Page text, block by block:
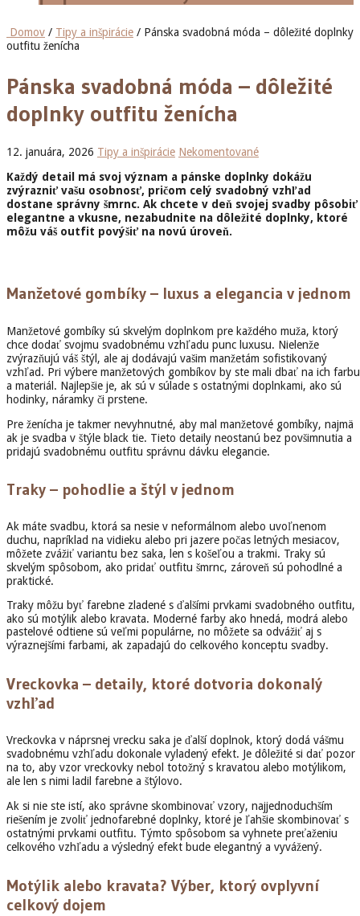
Domov / Tipy a inšpirácie / Pánska svadobná móda – dôležité doplnky
outfitu ženícha
Pánska svadobná móda – dôležité
doplnky outfitu ženícha
12. januára, 2026 Tipy a inšpirácie Nekomentované
Každý detail má svoj význam a pánske doplnky dokážu
zvýrazniť vašu osobnosť, pričom celý svadobný vzhľad
dostane správny šmrnc. Ak chcete v deň svojej svadby pôsobiť
elegantne a vkusne, nezabudnite na dôležité doplnky, ktoré
môžu váš outfit povýšiť na novú úroveň.
Manžetové gombíky – luxus a elegancia v jednom
Manžetové gombíky sú skvelým doplnkom pre každého muža, ktorý
chce dodať svojmu svadobnému vzhľadu punc luxusu. Nielenže
zvýrazňujú váš štýl, ale aj dodávajú vašim manžetám sofistikovaný
vzhľad. Pri výbere manžetových gombíkov by ste mali dbať na ich farbu
a materiál. Najlepšie je, ak sú v súlade s ostatnými doplnkami, ako sú
hodinky, náramky či prstene.
Pre ženícha je takmer nevyhnutné, aby mal manžetové gombíky, najmä
ak je svadba v štýle black tie. Tieto detaily neostanú bez povšimnutia a
pridajú svadobnému outfitu správnu dávku elegancie.
Traky – pohodlie a štýl v jednom
Ak máte svadbu, ktorá sa nesie v neformálnom alebo uvoľnenom
duchu, napríklad na vidieku alebo pri jazere počas letných mesiacov,
môžete zvážiť variantu bez saka, len s košeľou a trakmi. Traky sú
skvelým spôsobom, ako pridať outfitu šmrnc, zároveň sú pohodlné a
praktické.
Traky môžu byť farebne zladené s ďalšími prvkami svadobného outfitu,
ako sú motýlik alebo kravata. Moderné farby ako hnedá, modrá alebo
pastelové odtiene sú veľmi populárne, no môžete sa odvážiť aj s
výraznejšími farbami, ak zapadajú do celkového konceptu svadby.
Vreckovka – detaily, ktoré dotvoria dokonalý
vzhľad
Vreckovka v náprsnej vrecku saka je ďalší doplnok, ktorý dodá vášmu
svadobnému vzhľadu dokonale vyladený efekt. Je dôležité si dať pozor
na to, aby vzor vreckovky nebol totožný s kravatou alebo motýlikom,
ale len s nimi ladil farebne a štýlovo.
Ak si nie ste istí, ako správne skombinovať vzory, najjednoduchším
riešením je zvoliť jednofarebné doplnky, ktoré je ľahšie skombinovať s
ostatnými prvkami outfitu. Týmto spôsobom sa vyhnete preťaženiu
celkového vzhľadu a výsledný efekt bude elegantný a vyvážený.
Motýlik alebo kravata? Výber, ktorý ovplyvní
celkový dojem